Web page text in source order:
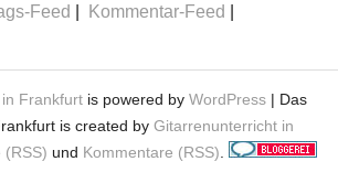
Feed
Kommentar-Feed
Frankfurt is powered by WordPress | Das
is created by Gitarrenunterricht in
(RSS) und Kommentare (RSS)